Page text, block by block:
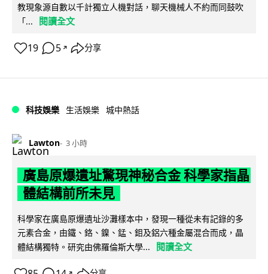
教現象源自數以千計獨立人機對話，聊天機械人不約而同鼓吹
「...
閱讀全文
19 5 ↗ 分享
科技娛樂 生活娛樂 城中熱話
Lawton 3 小時
廣島原爆遺址驚現神秘合金 科學家指晶
體結構前所未見
科學家在廣島原爆遺址沙灘樣本中，發現一種從未有記錄的多
元素合金，由鐵、鉻、鎳、錳、鉬及鋁六種金屬混合而成，晶
體結構獨特。研究由佛羅倫斯大學...
閱讀全文